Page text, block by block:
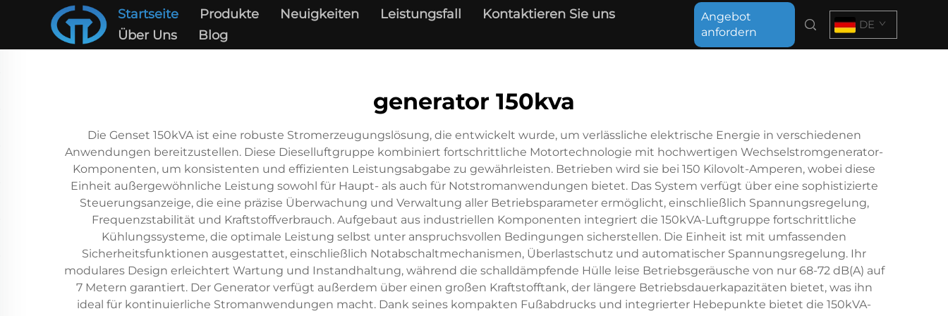
Startseite Produkte Neuigkeiten Leistungsfall
Kontaktieren Sie uns
Über Uns
Blog
Angebot
anfordern
DE
generator 150kva
Die Genset 150kVA ist eine robuste Stromerzeugungslösung, die entwickelt wurde, um verlässliche elektrische Energie in verschiedenen
Anwendungen bereitzustellen. Diese Dieselluftgruppe kombiniert fortschrittliche Motortechnologie mit hochwertigen Wechselstromgenerator-
Komponenten, um konsistenten und effizienten Leistungsabgabe zu gewährleisten. Betrieben wird sie bei 150 Kilovolt-Amperen, wobei diese
Einheit außergewöhnliche Leistung sowohl für Haupt- als auch für Notstromanwendungen bietet. Das System verfügt über eine sophistizierte
Steuerungsanzeige, die eine präzise Überwachung und Verwaltung aller Betriebsparameter ermöglicht, einschließlich Spannungsregelung,
Frequenzstabilität und Kraftstoffverbrauch. Aufgebaut aus industriellen Komponenten integriert die 150kVA-Luftgruppe fortschrittliche
Kühlungssysteme, die optimale Leistung selbst unter anspruchsvollen Bedingungen sicherstellen. Die Einheit ist mit umfassenden
Sicherheitsfunktionen ausgestattet, einschließlich Notabschaltmechanismen, Überlastschutz und automatischer Spannungsregelung. Ihr
modulares Design erleichtert Wartung und Instandhaltung, während die schalldämpfende Hülle leise Betriebsgeräusche von nur 68-72 dB(A) auf
7 Metern garantiert. Der Generator verfügt außerdem über einen großen Kraftstofftank, der längere Betriebsdauerkapazitäten bietet, was ihn
ideal für kontinuierliche Stromanwendungen macht. Dank seines kompakten Fußabdrucks und integrierter Hebepunkte bietet die 150kVA-